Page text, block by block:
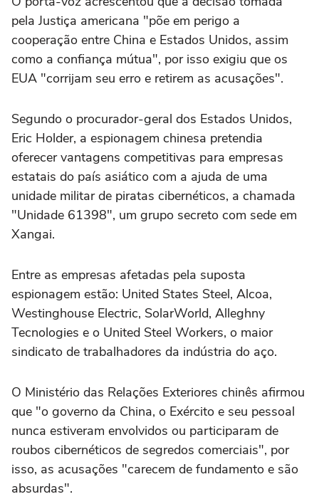
pela Justiça americana "põe em perigo a
cooperação entre China e Estados Unidos, assim
como a confiança mútua", por isso exigiu que os
EUA "corrijam seu erro e retirem as acusações".
Segundo o procurador-geral dos Estados Unidos,
Eric Holder, a espionagem chinesa pretendia
oferecer vantagens competitivas para empresas
estatais do país asiático com a ajuda de uma
unidade militar de piratas cibernéticos, a chamada
"Unidade 61398", um grupo secreto com sede em
Xangai.
Entre as empresas afetadas pela suposta
espionagem estão: United States Steel, Alcoa,
Westinghouse Electric, SolarWorld, Alleghny
Tecnologies e o United Steel Workers, o maior
sindicato de trabalhadores da indústria do aço.
O Ministério das Relações Exteriores chinês afirmou
que "o governo da China, o Exército e seu pessoal
nunca estiveram envolvidos ou participaram de
roubos cibernéticos de segredos comerciais", por
isso, as acusações "carecem de fundamento e são
absurdas".